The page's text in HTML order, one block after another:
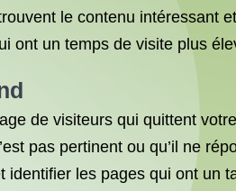
le contenu intéressant
ont un temps de visite plus
de visiteurs qui quittent
pas pertinent ou qu’il ne
identifier les pages qui ont un